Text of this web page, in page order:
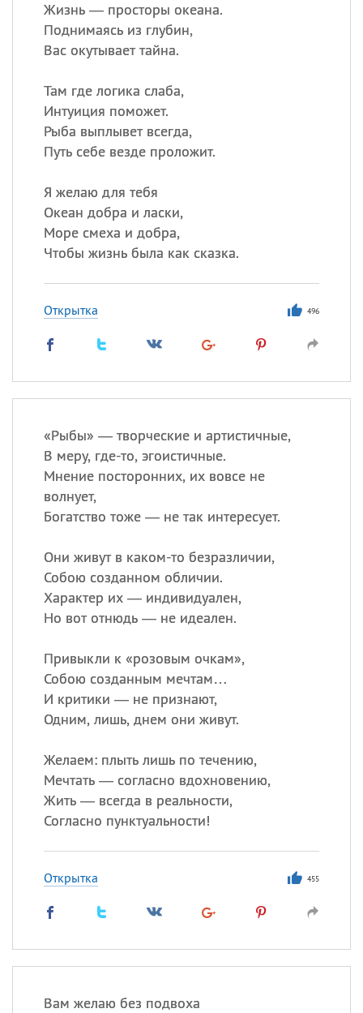
Жизнь — просторы океана.
Поднимаясь из глубин,
Вас окутывает тайна.
Там где логика слаба,
Интуиция поможет.
Рыба выплывет всегда,
Путь себе везде проложит.
Я желаю для тебя
Океан добра и ласки,
Море смеха и добра,
Чтобы жизнь была как сказка.
Открытка 496
«Рыбы» — творческие и артистичные,
В меру, где-то, эгоистичные.
Мнение посторонних, их вовсе не
волнует,
Богатство тоже — не так интересует.
Они живут в каком-то безразличии,
Собою созданном обличии.
Характер их — индивидуален,
Но вот отнюдь — не идеален.
Привыкли к «розовым очкам»,
Собою созданным мечтам…
И критики — не признают,
Одним, лишь, днем они живут.
Желаем: плыть лишь по течению,
Мечтать — согласно вдохновению,
Жить — всегда в реальности,
Согласно пунктуальности!
Открытка 455
Вам желаю без подвоха